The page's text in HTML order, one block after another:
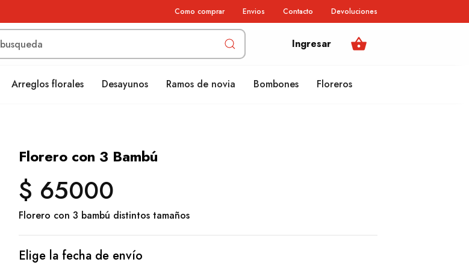
Como comprar Envios Contacto Devoluciones
Ingresar shopping_basket
Arreglos florales Desayunos Ramos de novia Bombones Floreros
Florero con 3 Bambú
$ 65000
Florero con 3 bambú distintos tamaños
Elige la fecha de envío